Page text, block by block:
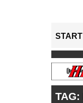
START
TAG: